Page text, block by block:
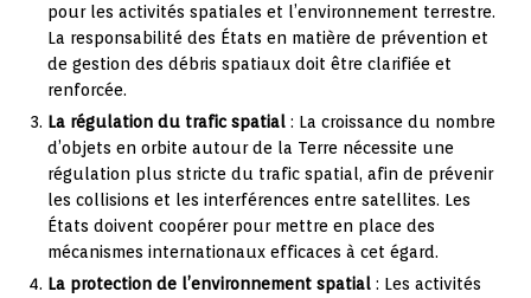
pour les activités spatiales et l’environnement terrestre.
La responsabilité des États en matière de prévention et
de gestion des débris spatiaux doit être clarifiée et
renforcée.
La régulation du trafic spatial : La croissance du nombre
d’objets en orbite autour de la Terre nécessite une
régulation plus stricte du trafic spatial, afin de prévenir
les collisions et les interférences entre satellites. Les
États doivent coopérer pour mettre en place des
mécanismes internationaux efficaces à cet égard.
La protection de l’environnement spatial : Les activités